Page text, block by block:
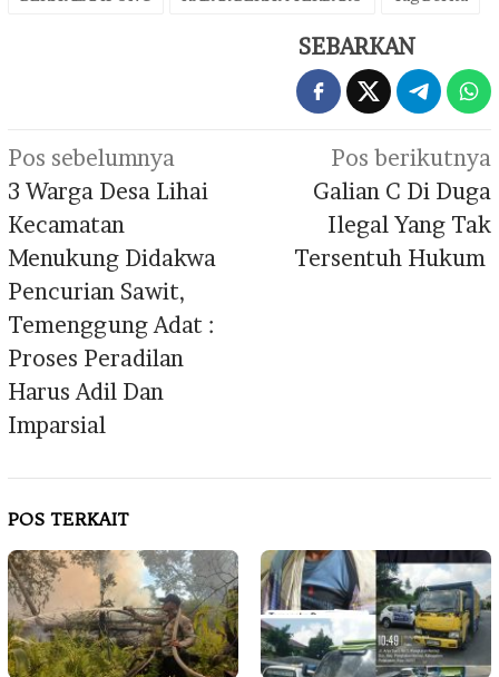
SEBARKAN
Navigasi
pos
Pos sebelumnya
3 Warga Desa Lihai
Kecamatan
Menukung Didakwa
Pencurian Sawit,
Temenggung Adat :
Proses Peradilan
Harus Adil Dan
Imparsial
Pos berikutnya
Galian C Di Duga
Ilegal Yang Tak
Tersentuh Hukum
POS TERKAIT